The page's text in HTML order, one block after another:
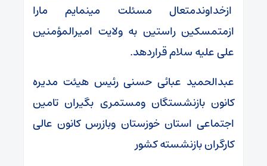
ازخداوندمتعال مسئلت مینمایم مارا
ازمتمسکین راستین به ولایت امیرالمؤمنین
علی علیه سلام قراردهد.
عبدالحمید عبائی حسنی رئیس هیئت مدیره
کانون بازنشستگان ومستمری بگیران تامین
اجتماعی استان خوزستان وبازرس کانون عالی
کارگران بازنشسته کشور